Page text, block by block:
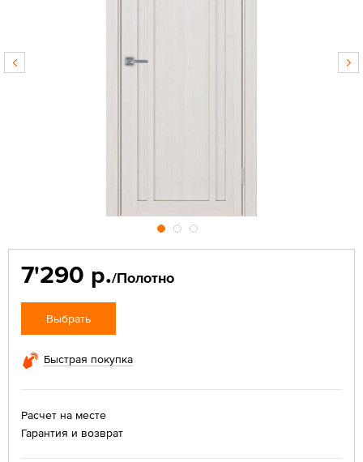
7'290 р./Полотно
Выбрать
Быстрая покупка
Расчет на месте
Гарантия и возврат